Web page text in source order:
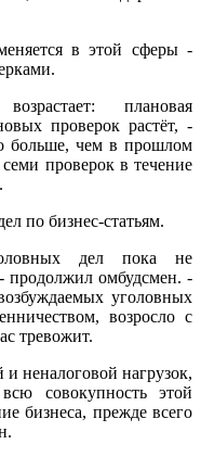
в этой сферы -
плановая
проверок растёт, -
больше, чем в прошлом
проверок в течение
по бизнес-статьям.
дел пока не
продолжил омбудсмен. -
уголовных
возросло с
тревожит.
неналоговой нагрузок,
совокупность этой
бизнеса, прежде всего